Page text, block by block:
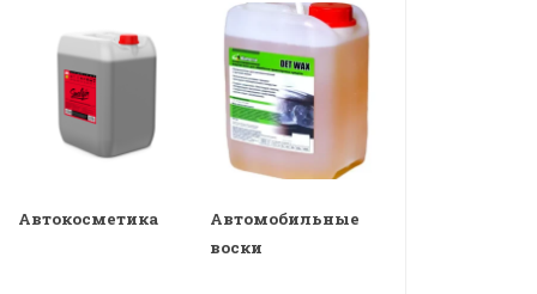
Автокосметика
Автомобильные
воски